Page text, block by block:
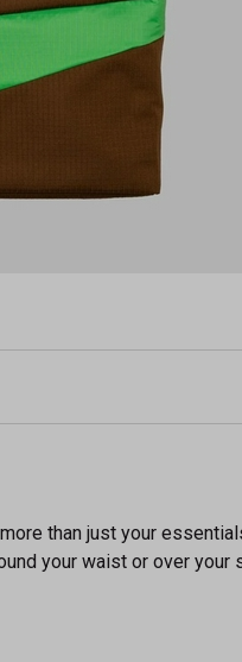
than just your
your waist or over your